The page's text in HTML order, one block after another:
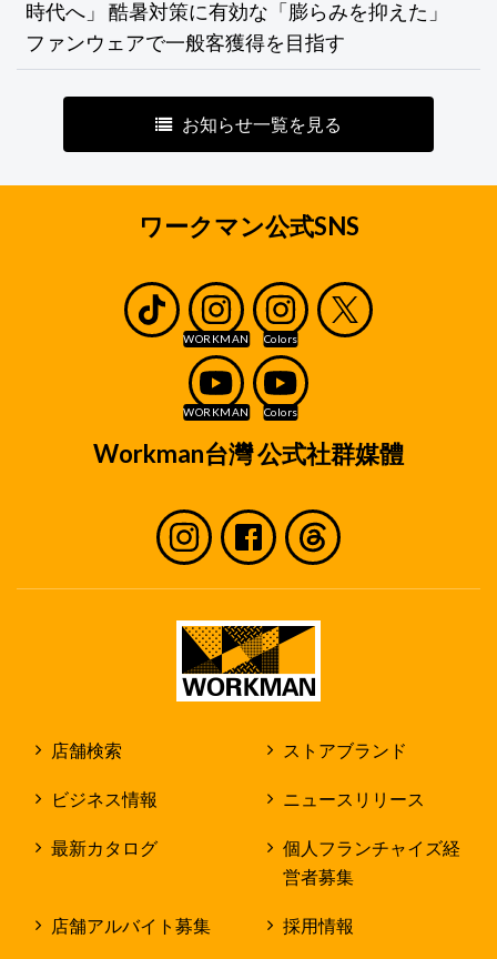
時代へ」 酷暑対策に有効な「膨らみを抑えた」
ファンウェアで一般客獲得を目指す
お知らせ一覧を見る
ワークマン公式SNS
Workman台灣 公式社群媒體
店舗検索 ストアブランド
ビジネス情報 ニュースリリース
最新カタログ
個人フランチャイズ経
営者募集
店舗アルバイト募集 採用情報